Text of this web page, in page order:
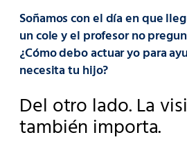
Soñamos con el día en que
un cole y el profesor no
¿Cómo debo actuar yo para
necesita tu hijo?
Del otro lado. La
también importa.